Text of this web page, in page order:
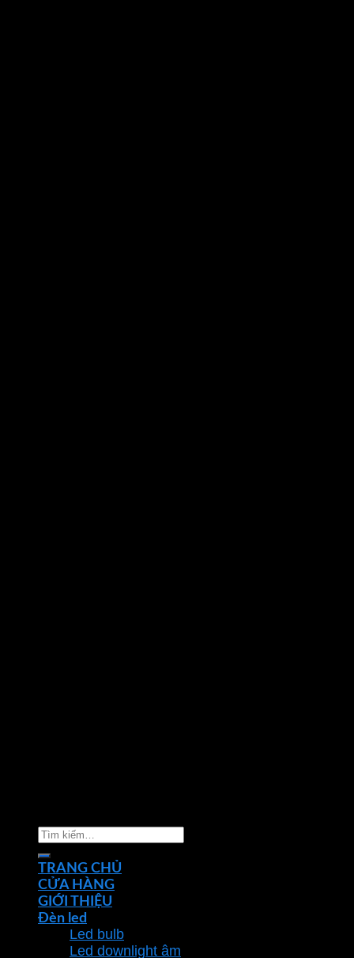
Tìm
kiếm:
TRANG CHỦ
CỬA HÀNG
GIỚI THIỆU
Đèn led
Led bulb
Led downlight âm